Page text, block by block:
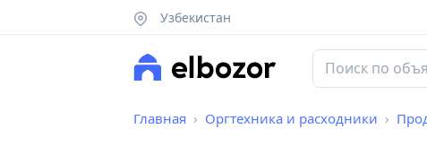
Узбекистан
Главная Оргтехника и расходники